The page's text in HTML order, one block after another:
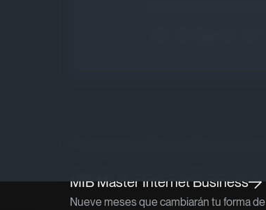
MIB Master Internet Business
Nueve meses que cambiarán tu forma de